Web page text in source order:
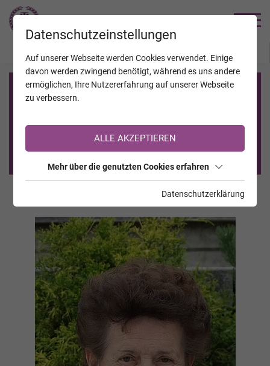
Registrierung auf TrauerHilfe.it
Sie sind noch nicht auf TrauerHilfe.it registriert?
>> zur kostenlosen Registrierung <<
Datenschutzeinstellungen
Auf unserer Webseite werden Cookies verwendet. Einige
davon werden zwingend benötigt, während es uns andere
ermöglichen, Ihre Nutzererfahrung auf unserer Webseite
zu verbessern.
ALLE AKZEPTIEREN
Mehr über die genutzten Cookies erfahren
Datenschutzerklärung
JAHRESTAGE KALENDER VERSTORBENE